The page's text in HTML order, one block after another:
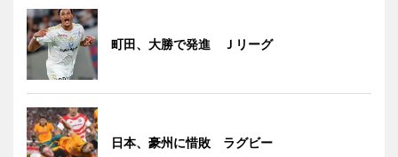
町田、大勝で発進 Ｊリーグ
日本、豪州に惜敗 ラグビー